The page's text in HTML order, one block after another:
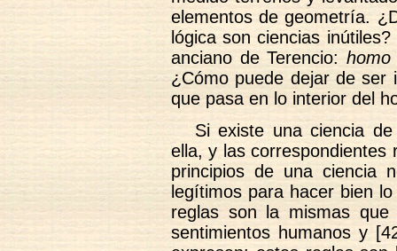
elementos de geometría.
lógica son ciencias
anciano de Terencio:
¿Cómo puede dejar de ser
que pasa en lo interior del
Si existe una ciencia
ella, y las correspondientes
principios de una ciencia
legítimos para hacer bien
reglas son la mismas
sentimientos humanos y